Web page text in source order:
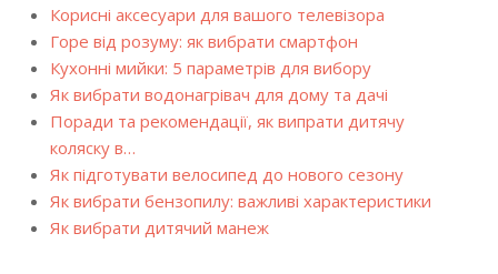
Корисні аксесуари для вашого телевізора
Горе від розуму: як вибрати смартфон
Кухонні мийки: 5 параметрів для вибору
Як вибрати водонагрівач для дому та дачі
Поради та рекомендації, як випрати дитячу
коляску в…
Як підготувати велосипед до нового сезону
Як вибрати бензопилу: важливі характеристики
Як вибрати дитячий манеж